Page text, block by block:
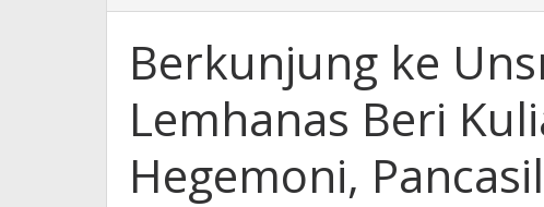
ke
Gubernur
Lemhanas
Beri
Kuliah
Kompetisi
Hegemoni,
Berkunjung ke
Lemhanas Beri
Hegemoni,